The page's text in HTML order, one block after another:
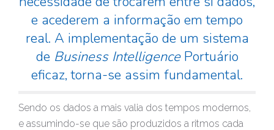
e acederem a informação em tempo
real. A implementação de um sistema
de Business IntelligencePortuário
eficaz, torna-se assim fundamental.
Sendo os dados a mais valia dos tempos modernos,
e assumindo-se que são produzidos a ritmos cada